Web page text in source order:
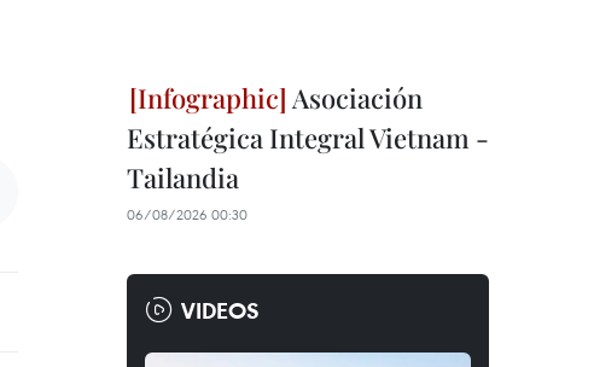
Asociación
Estratégica Integral Vietnam -
Tailandia
06/08/2026 00:30
VIDEOS